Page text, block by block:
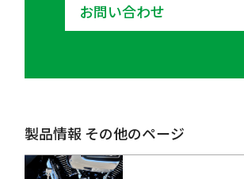
お問い合わせ
製品情報 その他のページ